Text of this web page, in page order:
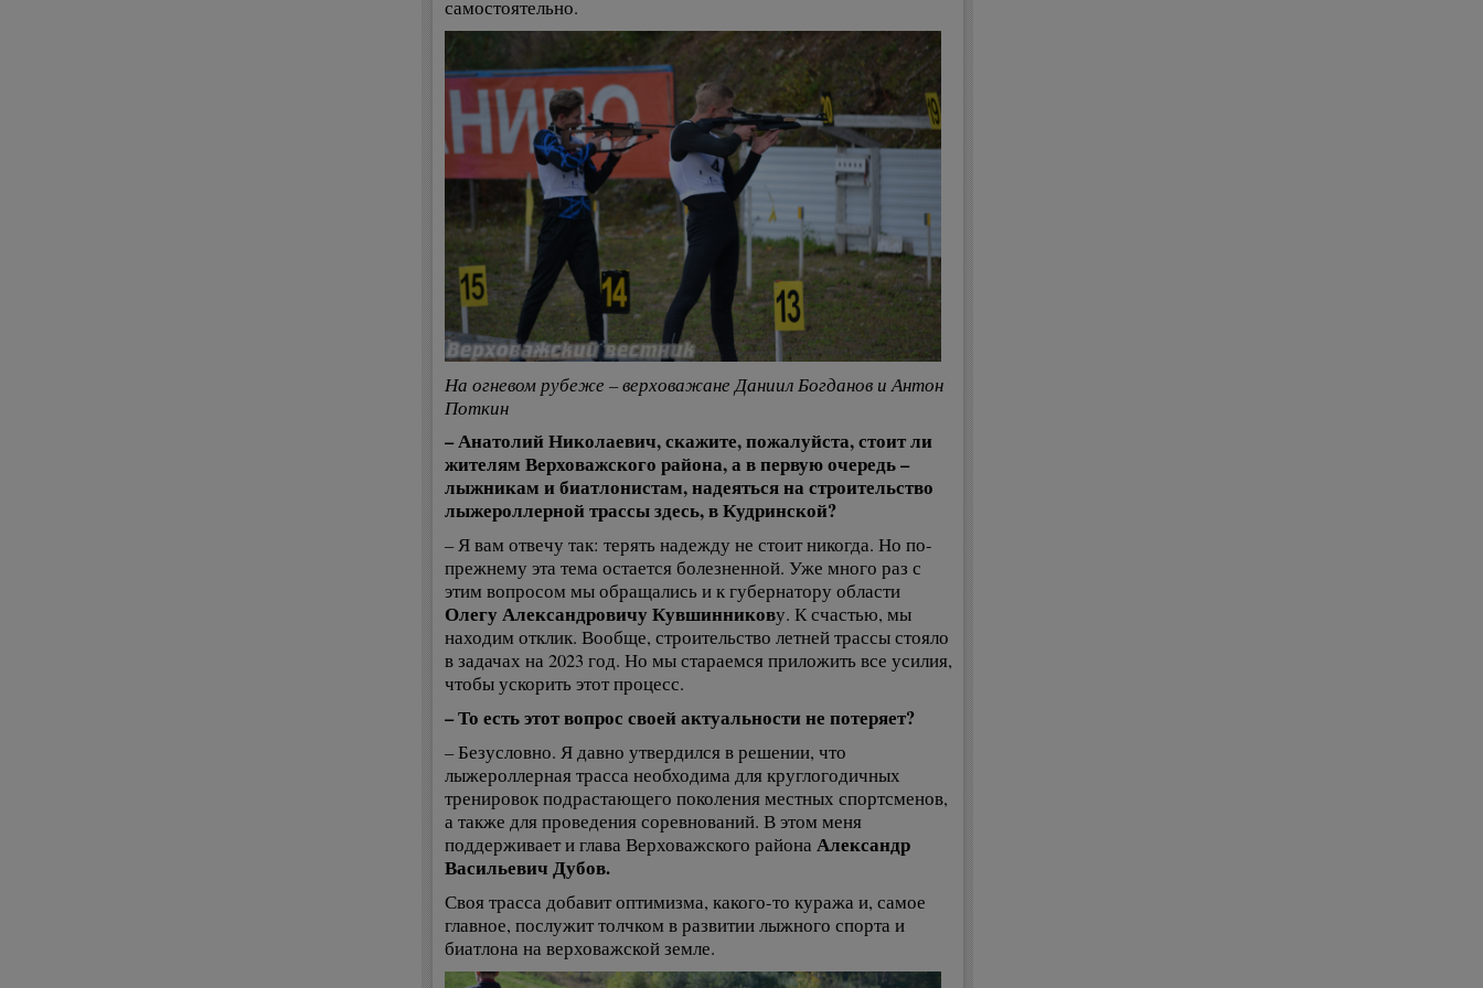
самостоятельно.
На огневом рубеже – верховажане Даниил Богданов и Антон
Поткин
– Анатолий Николаевич, скажите, пожалуйста, стоит ли
жителям Верховажского района, а в первую очередь –
лыжникам и биатлонистам, надеяться на строительство
лыжероллерной трассы здесь, в Кудринской?
– Я вам отвечу так: терять надежду не стоит никогда. Но по-
прежнему эта тема остается болезненной. Уже много раз с
этим вопросом мы обращались и к губернатору области
Олегу Александровичу Кувшинникову. К счастью, мы
находим отклик. Вообще, строительство летней трассы стояло
в задачах на 2023 год. Но мы стараемся приложить все усилия,
чтобы ускорить этот процесс.
– То есть этот вопрос своей актуальности не потеряет?
– Безусловно. Я давно утвердился в решении, что
лыжероллерная трасса необходима для круглогодичных
тренировок подрастающего поколения местных спортсменов,
а также для проведения соревнований. В этом меня
поддерживает и глава Верховажского района Александр
Васильевич Дубов.
Своя трасса добавит оптимизма, какого-то куража и, самое
главное, послужит толчком в развитии лыжного спорта и
биатлона на верховажской земле.